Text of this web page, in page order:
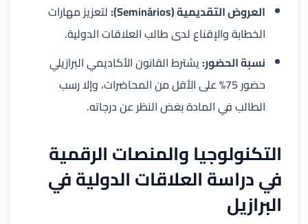
العروض التقديمية (Seminários):
لتعزيز مهارات
الخطابة والإقناع لدى طالب العلاقات الدولية.
نسبة الحضور:يشترط القانون الأكاديمي البرازيلي
حضور 75% على الأقل من المحاضرات، وإلا رسب
الطالب في المادة بغض النظر عن درجاته.
التكنولوجيا والمنصات الرقمية
في دراسة العلاقات الدولية في
البرازيل